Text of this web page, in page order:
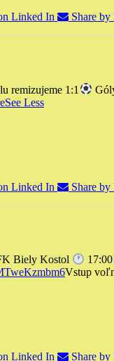
Linked In Share by
remizujeme 1:1
See Less
Linked In Share by
Biely Kostol 17:00
Vstup
Linked In Share by